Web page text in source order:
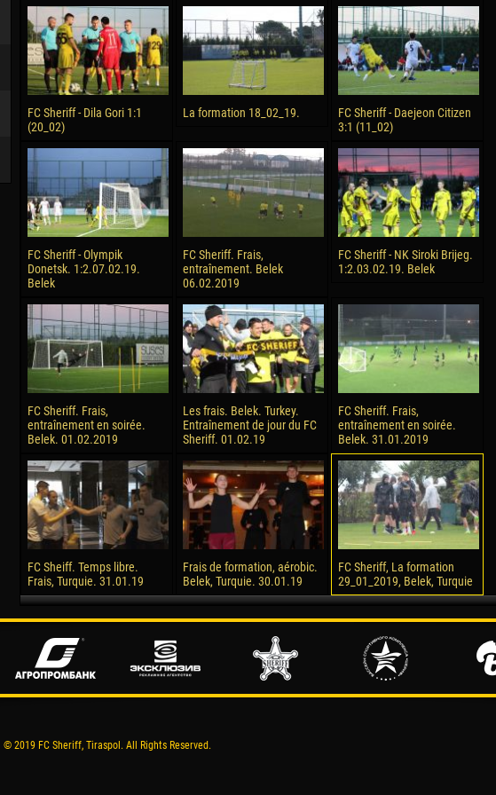
Jayder Moreno ASPRILLA
22 March
Samba KONÉ
26 March
Vitor Hugo Morais de OLIVEIRA
28 March
Raí LOPES DE OLIVEIRA
Soumaila MAGASSOUBA
10 July
Bourama FOMBA
15 July
Ivan DYULGEROV
Jair Ameth MODELO HERRERA
FC Sheriff - Dila Gori 1:1
(20_02)
La formation 18_02_19.
FC Sheriff - Daejeon Citizen
3:1 (11_02)
FC Sheriff - Olympik
Donetsk. 1:2.07.02.19.
Belek
FC Sheriff. Frais,
entraînement. Belek
06.02.2019
FC Sheriff - NK Siroki Brijeg.
1:2.03.02.19. Belek
FC Sheriff. Frais,
entraînement en soirée.
Belek. 01.02.2019
Les frais. Belek. Turkey.
Entraînement de jour du FC
Sheriff. 01.02.19
FC Sheriff. Frais,
entraînement en soirée.
Belek. 31.01.2019
FC Sheiff. Temps libre.
Frais, Turquie. 31.01.19
Frais de formation, aérobic.
Belek, Turquie. 30.01.19
FC Sheriff, La formation
29_01_2019, Belek, Turquie
© 2019 FC Sheriff, Tiraspol. All Rights Reserved.